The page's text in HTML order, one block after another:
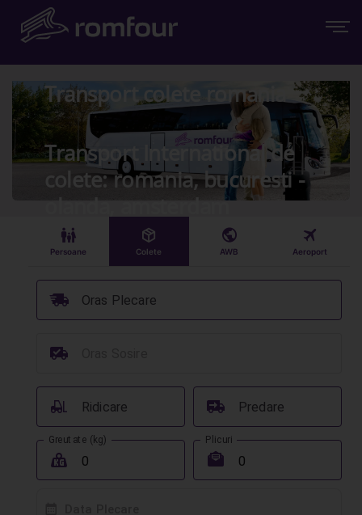
Transport colete romania
Transport International de
colete: romania, bucuresti -
olanda, amsterdam
󱠣
Persoane
󰏗
Colete
󰇧
AWB
󰀝
Aeroport
Oras Plecare
󰞈
󰳔
Ridicare
󰟉 Predare
󰔾
Greutate (kg)
󰖢
Plicuri
󰾱